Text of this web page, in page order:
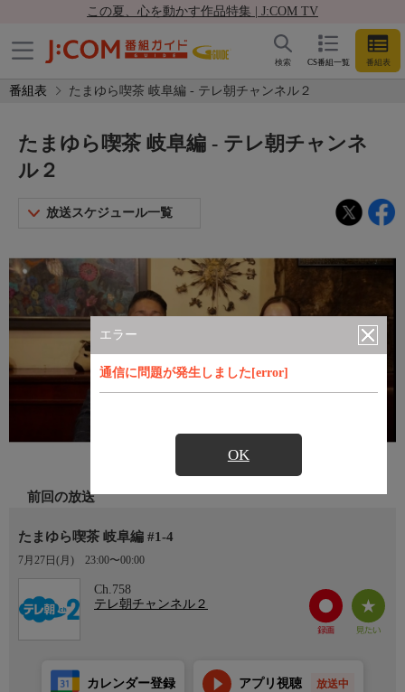
この夏、心を動かす作品特集 | J:COM TV
CS番組一覧 番組表
検索
番組表 たまゆら喫茶 岐阜編 - テレ朝チャンネル２
エラー
通信に問題が発生しました[error]
OK
たまゆら喫茶 岐阜編 - テレ朝チャンネ
ル２
放送スケジュール一覧
前回の放送
たまゆら喫茶 岐阜編 #1-4
7月27日(月) 23:00〜00:00
Ch.758
テレ朝チャンネル２
カレンダー登録 アプリ視聴 放送中